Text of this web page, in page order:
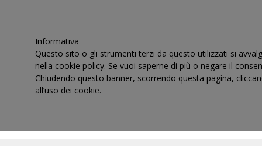
Informativa
Questo sito o gli strumenti terzi da questo utilizzati si
nella cookie policy. Se vuoi saperne di più o negare il
Chiudendo questo banner, scorrendo questa pagina,
all’uso dei cookie.